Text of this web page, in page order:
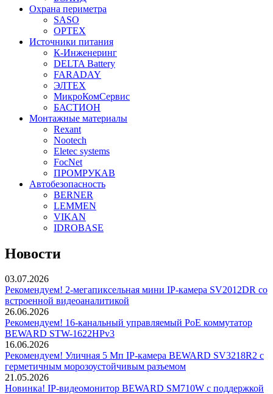
Охрана периметра
SASO
OPTEX
Источники питания
К-Инженеринг
DELTA Battery
FARADAY
ЭЛТЕХ
МикроКомСервис
БАСТИОН
Монтажные материалы
Rexant
Nootech
Eletec systems
FocNet
ПРОМРУКАВ
Автобезопасность
BERNER
LEMMEN
VIKAN
IDROBASE
Новости
03.07.2026
Рекомендуем! 2-мегапиксельная мини IP-камера SV2012DR со
встроенной видеоаналитикой
26.06.2026
Рекомендуем! 16-канальный управляемый PoE коммутатор
BEWARD STW-1622HPv3
16.06.2026
Рекомендуем! Уличная 5 Мп IP-камера BEWARD SV3218R2 с
герметичным морозоустойчивым разъемом
21.05.2026
Новинка! IP-видеомонитор BEWARD SM710W с поддержкой